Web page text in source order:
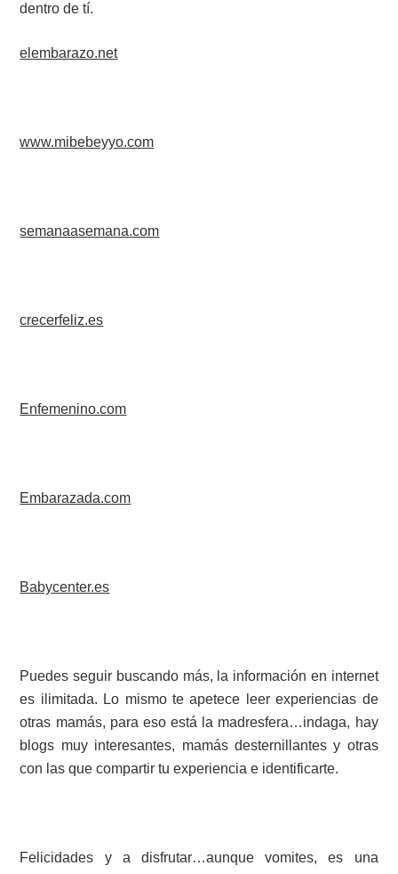
dentro de tí.
elembarazo.net
www.mibebeyyo.com
semanaasemana.com
crecerfeliz.es
Enfemenino.com
Embarazada.com
Babycenter.es
Puedes seguir buscando más, la información en internet
es ilimitada. Lo mismo te apetece leer experiencias de
otras mamás, para eso está la madresfera…indaga, hay
blogs muy interesantes, mamás desternillantes y otras
con las que compartir tu experiencia e identificarte.
Felicidades y a disfrutar…aunque vomites, es una